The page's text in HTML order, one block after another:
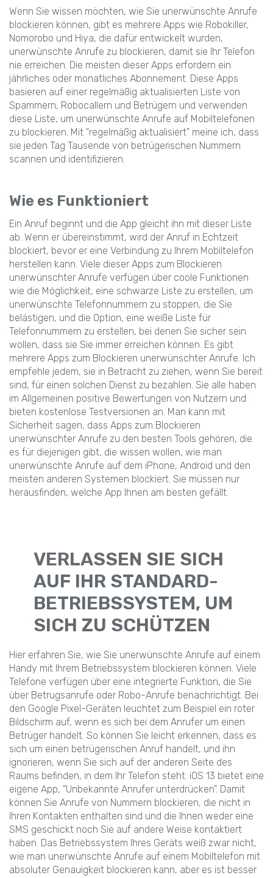
Wenn Sie wissen möchten, wie Sie unerwünschte Anrufe
blockieren können, gibt es mehrere Apps wie Robokiller,
Nomorobo und Hiya, die dafür entwickelt wurden,
unerwünschte Anrufe zu blockieren, damit sie Ihr Telefon
nie erreichen. Die meisten dieser Apps erfordern ein
jährliches oder monatliches Abonnement. Diese Apps
basieren auf einer regelmäßig aktualisierten Liste von
Spammern, Robocallern und Betrügern und verwenden
diese Liste, um unerwünschte Anrufe auf Mobiltelefonen
zu blockieren. Mit "regelmäßig aktualisiert" meine ich, dass
sie jeden Tag Tausende von betrügerischen Nummern
scannen und identifizieren.
Wie es Funktioniert
Ein Anruf beginnt und die App gleicht ihn mit dieser Liste
ab. Wenn er übereinstimmt, wird der Anruf in Echtzeit
blockiert, bevor er eine Verbindung zu Ihrem Mobiltelefon
herstellen kann. Viele dieser Apps zum Blockieren
unerwünschter Anrufe verfügen über coole Funktionen
wie die Möglichkeit, eine schwarze Liste zu erstellen, um
unerwünschte Telefonnummern zu stoppen, die Sie
belästigen, und die Option, eine weiße Liste für
Telefonnummern zu erstellen, bei denen Sie sicher sein
wollen, dass sie Sie immer erreichen können. Es gibt
mehrere Apps zum Blockieren unerwünschter Anrufe. Ich
empfehle jedem, sie in Betracht zu ziehen, wenn Sie bereit
sind, für einen solchen Dienst zu bezahlen. Sie alle haben
im Allgemeinen positive Bewertungen von Nutzern und
bieten kostenlose Testversionen an. Man kann mit
Sicherheit sagen, dass Apps zum Blockieren
unerwünschter Anrufe zu den besten Tools gehören, die
es für diejenigen gibt, die wissen wollen, wie man
unerwünschte Anrufe auf dem iPhone, Android und den
meisten anderen Systemen blockiert. Sie müssen nur
herausfinden, welche App Ihnen am besten gefällt.
VERLASSEN SIE SICH
AUF IHR STANDARD-
BETRIEBSSYSTEM, UM
SICH ZU SCHÜTZEN
Hier erfahren Sie, wie Sie unerwünschte Anrufe auf einem
Handy mit Ihrem Betriebssystem blockieren können. Viele
Telefone verfügen über eine integrierte Funktion, die Sie
über Betrugsanrufe oder Robo-Anrufe benachrichtigt. Bei
den Google Pixel-Geräten leuchtet zum Beispiel ein roter
Bildschirm auf, wenn es sich bei dem Anrufer um einen
Betrüger handelt. So können Sie leicht erkennen, dass es
sich um einen betrügerischen Anruf handelt, und ihn
ignorieren, wenn Sie sich auf der anderen Seite des
Raums befinden, in dem Ihr Telefon steht. iOS 13 bietet eine
eigene App, "Unbekannte Anrufer unterdrücken". Damit
können Sie Anrufe von Nummern blockieren, die nicht in
Ihren Kontakten enthalten sind und die Ihnen weder eine
SMS geschickt noch Sie auf andere Weise kontaktiert
haben. Das Betriebssystem Ihres Geräts weiß zwar nicht,
wie man unerwünschte Anrufe auf einem Mobiltelefon mit
absoluter Genauigkeit blockieren kann, aber es ist besser